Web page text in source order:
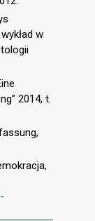
w
2014, t.